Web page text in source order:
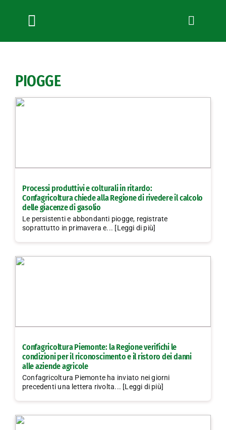
Toggle
Navigation
News
Bandi
Lavora con noi
Contatti
PIOGGE
Processi produttivi e colturali in ritardo:
Confagricoltura chiede alla Regione di rivedere il calcolo
delle giacenze di gasolio
Le persistenti e abbondanti piogge, registrate
soprattutto in primavera e... [Leggi di più]
Confagricoltura Piemonte: la Regione verifichi le
condizioni per il riconoscimento e il ristoro dei danni
alle aziende agricole
Confagricoltura Piemonte ha inviato nei giorni
precedenti una lettera rivolta... [Leggi di più]